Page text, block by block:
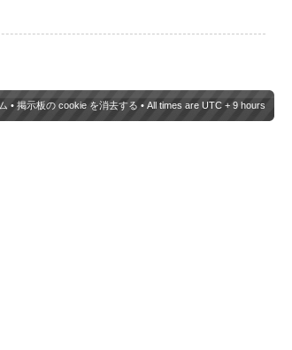
• 掲示板の cookie を消去する • All times are UTC + 9 hours